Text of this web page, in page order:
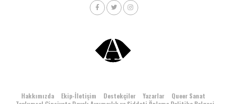
Hakkımızda Ekip-İletişim Destekçiler Yazarlar
Queer Sanat